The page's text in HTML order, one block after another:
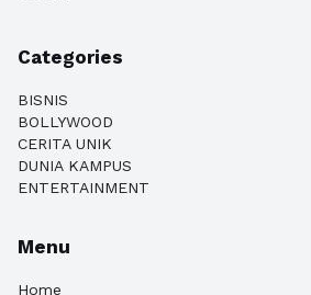
Categories
BISNIS
BOLLYWOOD
CERITA UNIK
DUNIA KAMPUS
ENTERTAINMENT
Menu
Home